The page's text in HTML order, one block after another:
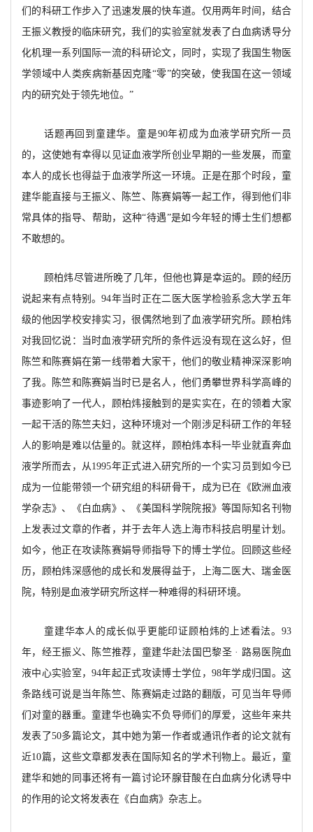
们的科研工作步入了迅速发展的快车道。仅用两年时间，结合
王振义教授的临床研究，我们的实验室就发表了白血病诱导分
化机理一系列国际一流的科研论文，同时，实现了我国生物医
学领域中人类疾病新基因克隆“零”的突破，使我国在这一领域
内的研究处于领先地位。”
话题再回到童建华。童是90年初成为血液学研究所一员
的，这使她有幸得以见证血液学所创业早期的一些发展，而童
本人的成长也得益于血液学所这一环境。正是在那个时段，童
建华能直接与王振义、陈竺、陈赛娟等一起工作，得到他们非
常具体的指导、帮助，这种“待遇”是如今年轻的博士生们想都
不敢想的。
顾柏炜尽管进所晚了几年，但他也算是幸运的。顾的经历
说起来有点特别。94年当时正在二医大医学检验系念大学五年
级的他因学校安排实习，很偶然地到了血液学研究所。顾柏炜
对我回忆说：当时血液学研究所的条件远没有现在这么好，但
陈竺和陈赛娟在第一线带着大家干，他们的敬业精神深深影响
了我。陈竺和陈赛娟当时已是名人，他们勇攀世界科学高峰的
事迹影响了一代人，顾柏炜接触到的是实实在，在的领着大家
一起干活的陈竺夫妇，这种环境对一个刚涉足科研工作的年轻
人的影响是难以估量的。就这样，顾柏炜本科一毕业就直奔血
液学所而去，从1995年正式进入研究所的一个实习员到如今已
成为一位能带领一个研究组的科研骨干，成为已在《欧洲血液
学杂志》、《白血病》、《美国科学院院报》等国际知名刊物
上发表过文章的作者，并于去年人选上海市科技启明星计划。
如今，他正在攻读陈赛娟导师指导下的博士学位。回顾这些经
历，顾柏炜深感他的成长和发展得益于，上海二医大、瑞金医
院，特别是血液学研究所这样一种难得的科研环境。
童建华本人的成长似乎更能印证顾柏炜的上述看法。93
年，经王振义、陈竺推荐，童建华赴法国巴黎圣 · 路易医院血
液中心实验室，94年起正式攻读博士学位，98年学成归国。这
条路线可说是当年陈竺、陈赛娟走过路的翻版，可见当年导师
们对童的器重。童建华也确实不负导师们的厚爱，这些年来共
发表了50多篇论文，其中她为第一作者或通讯作者的论文就有
近10篇，这些文章都发表在国际知名的学术刊物上。最近，童
建华和她的同事还将有一篇讨论环腺苷酸在白血病分化诱导中
的作用的论文将发表在《白血病》杂志上。